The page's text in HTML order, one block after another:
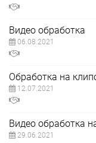
Видео обработка
06.08.2021
Обработка на
12.07.2021
Видео обработка
29.06.2021